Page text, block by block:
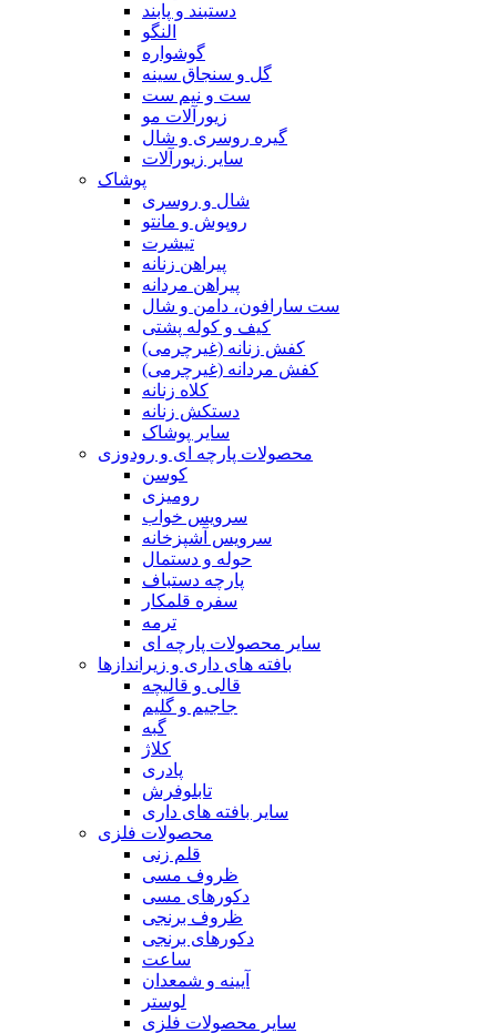
دستبند و پابند
النگو
گوشواره
گل و سنجاق سینه
ست و نیم ست
زیورآلات مو
گیره روسری و شال
سایر زیورآلات
پوشاک
شال و روسری
روپوش و مانتو
تیشرت
پیراهن زنانه
پیراهن مردانه
ست سارافون، دامن و شال
کیف و کوله پشتی
کفش زنانه (غیرچرمی)
کفش مردانه (غیرچرمی)
کلاه زنانه
دستکش زنانه
سایر پوشاک
محصولات پارچه ای و رودوزی
کوسن
رومیزی
سرویس خواب
سرویس آشپزخانه
حوله و دستمال
پارچه دستباف
سفره قلمکار
ترمه
سایر محصولات پارچه ای
بافته های داری و زیراندازها
قالی و قالیچه
جاجیم و گلیم
گبه
کلاژ
پادری
تابلوفرش
سایر بافته های داری
محصولات فلزی
قلم زنی
ظروف مسی
دکورهای مسی
ظروف برنجی
دکورهای برنجی
ساعت
آیینه و شمعدان
لوستر
سایر محصولات فلزی